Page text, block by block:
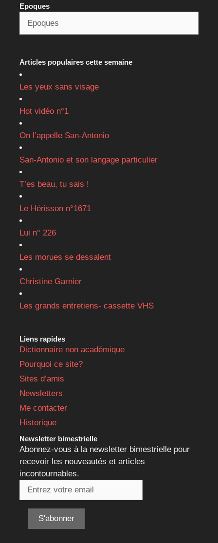
Epoques
Articles populaires cette semaine
Les yeux sans visage
Hot vidéo n°1
On l’appelle San-Antonio
San-Antonio et son langage particulier
T’es beau, tu sais !
Le Hérisson n°1671
Lui n° 226
Les morues se dessalent
Christine Garnier
Les grands entretiens- cassette VHS
Liens rapides
Dictionnaire non académique
Pourquoi ce site?
Sites d’amis
Newsletters
Me contacter
Historique
Newsletter bimestrielle
Abonnez-vous à la newsletter bimestrielle pour
recevoir les nouveautés et articles
incontournables.